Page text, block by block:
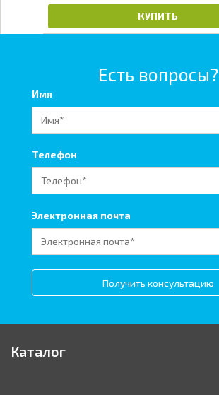
КУПИТЬ
Есть вопросы?
Имя
Телефон
Электронная почта
Получить консультацию
Каталог